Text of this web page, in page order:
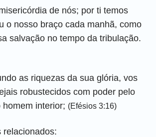
de nós; por ti temos
o nosso braço cada manhã, como
salvação no tempo da tribulação.
as riquezas da sua glória, vos
robustecidos com poder pelo
interior; (Efésios 3:16)
relacionados: